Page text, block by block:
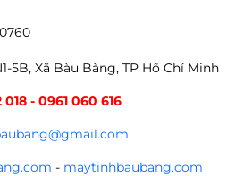
512G
1.990.000đ 2.150.000đ
5B, Xã Bàu Bàng, TP Hồ Chí Minh
018 - 0961 060 616
- maytinhbaubang.com